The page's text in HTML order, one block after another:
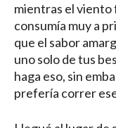
mientras el viento
consumía muy a
que el sabor
uno solo de tus
haga eso, sin
prefería correr